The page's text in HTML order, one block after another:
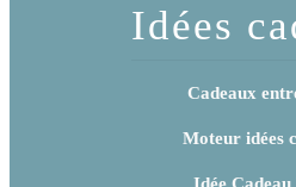
Idées
Cadeaux
Moteur idées
Idée